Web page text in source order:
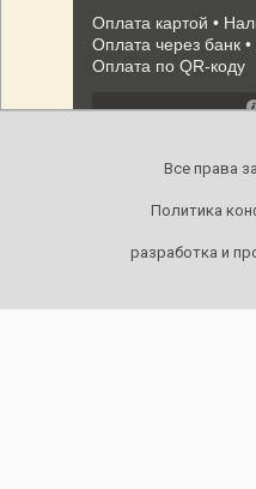
Все права
Политика
разработка и